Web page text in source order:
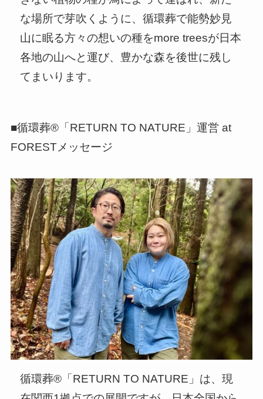
な場所で芽吹くように、循環葬で能勢妙見
山に眠る方々の想いの種をmore treesが日本
各地の山へと運び、豊かな森を後世に残し
てまいります。
■循環葬®︎「RETURN TO NATURE」運営 at
FORESTメッセージ
循環葬®︎「RETURN TO NATURE」は、現